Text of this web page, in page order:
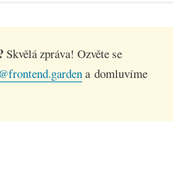
Skvělá zpráva! Ozvěte se
a domluvíme